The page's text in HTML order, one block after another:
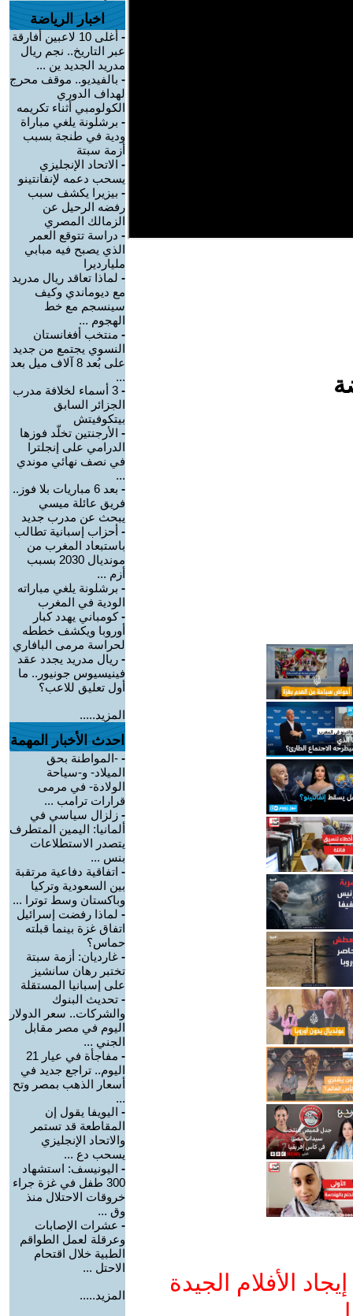
الأفلام الجيدة
اخبار الرياضة
-
أغلى 10 لاعبين أفارقة
عبر التاريخ.. نجم ريال
مدريد الجديد ين ...
- بالفيديو.. موقف محرج
لهداف الدوري
الكولومبي أثناء تكريمه
- برشلونة يلغي مباراة
ودية في طنجة بسبب
أزمة سبتة
- الاتحاد الإنجليزي
يسحب دعمه لإنفانتينو
- بيزيرا يكشف سبب
رفضه الرحيل عن
الزمالك المصري
- دراسة تتوقع العمر
الذي يصبح فيه مبابي
مليارديرا
- لماذا تعاقد ريال مدريد
مع ديوماندي وكيف
سينسجم مع خط
الهجوم ...
- منتخب أفغانستان
النسوي يجتمع من جديد
على بُعد 8 آلاف ميل بعد
...
-
3 أسماء لخلافة مدرب
الجزائر السابق
بيتكوفيتش
- الأرجنتين تخلّد فوزها
الدرامي على إنجلترا
في نصف نهائي موندي
...
-
بعد 6 مباريات بلا فوز..
فريق عائلة ميسي
يبحث عن مدرب جديد
- أحزاب إسبانية تطالب
باستبعاد المغرب من
مونديال 2030 بسبب
أزم ...
- برشلونة يلغي مباراته
الودية في المغرب
-كومباني يهدد كبار
أوروبا ويكشف خططه
لحراسة مرمى البافاري
- ريال مدريد يجدد عقد
فينيسيوس جونيور.. ما
أول تعليق للاعب؟
المزيد.....
احدث الأخبار المهمة
- -المواطنة بحق
الميلاد- و-سياحة
الولادة- في مرمى
قرارات ترامب ...
- زلزال سياسي في
ألمانيا: اليمين المتطرف
يتصدر الاستطلاعات
بنس ...
- اتفاقية دفاعية مرتقبة
بين السعودية وتركيا
وباكستان وسط توترا ...
- لماذا رفضت إسرائيل
اتفاق غزة بينما قبلته
حماس؟
- غارديان: أزمة سبتة
تختبر رهان سانشيز
على إسبانيا المستقلة
- تحديث البنوك
والشركات.. سعر الدولار
اليوم في مصر مقابل
الجني ...
-
مفاجأة في عيار 21
اليوم.. تراجع جديد في
أسعار الذهب بمصر وتح
...
- اليويفا يقول إن
المقاطعة قد تستمر
والاتحاد الإنجليزي
يسحب دع ...
- اليونيسف: استشهاد
300 طفل في غزة جراء
خروقات الاحتلال منذ
وق ...
- عشرات الإصابات
وعرقلة لعمل الطواقم
الطبية خلال اقتحام
الاحتل ...
المزيد.....